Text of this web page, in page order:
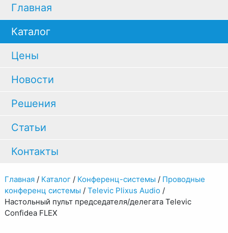
Главная
Каталог
Цены
Новости
Решения
Статьи
Контакты
Главная/ Каталог/ Конференц-системы / Проводные
конференц системы / Televic Plixus Audio/
Настольный пульт председателя/делегата Televic
Confidea FLEX